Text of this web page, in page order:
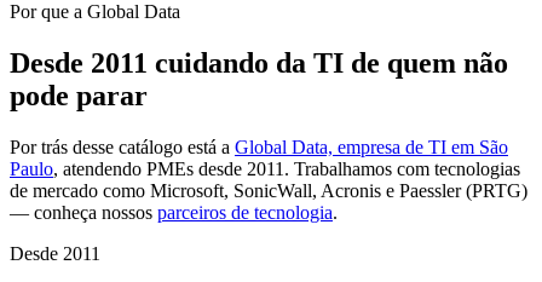
Por que a Global Data
Desde 2011 cuidando da TI de quem não
pode parar
Por trás desse catálogo está a Global Data, empresa de TI em São
Paulo, atendendo PMEs desde 2011. Trabalhamos com tecnologias
de mercado como Microsoft, SonicWall, Acronis e Paessler (PRTG)
— conheça nossos parceiros de tecnologia.
Desde 2011